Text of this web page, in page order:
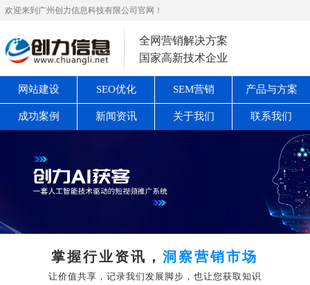
欢迎来到广州创力信息科技有限公司官网！
全网营销解决方案
国家高新技术企业
网站建设 SEO优化 SEM营销 产品与方案
成功案例 新闻资讯 关于我们 联系我们
掌握行业资讯，洞察营销市场
让价值共享，记录我们发展脚步，也让您获取知识